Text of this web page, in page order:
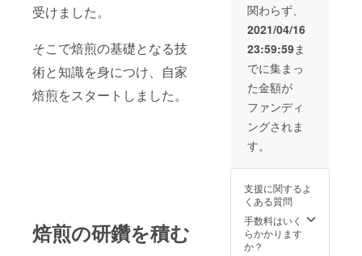
受けました。
そこで焙煎の基礎となる技
術と知識を身につけ、自家
焙煎をスタートしました。
焙煎の研鑽を積む
関わらず、
2021/04/16
23:59:59ま
でに集まっ
た金額が
ファンディ
ングされま
す。
支援に関するよ
くある質問
手数料はいく
らかかります
か？